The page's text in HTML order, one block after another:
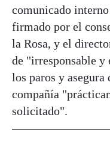
comunicado
firmado por el
la Rosa, y el
de "irresponsable y
los paros y asegura
compañía
solicitado".